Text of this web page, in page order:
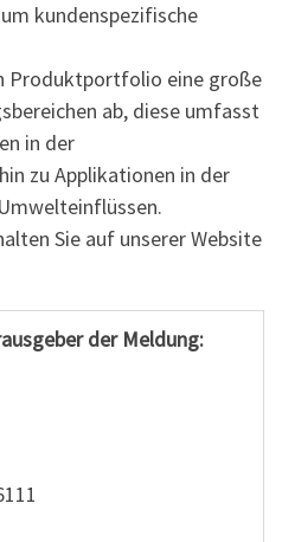
kundenspezifische
Produktportfolio eine große
ab, diese umfasst
in der
zu Applikationen in der
Sie auf unserer Website
der Meldung: